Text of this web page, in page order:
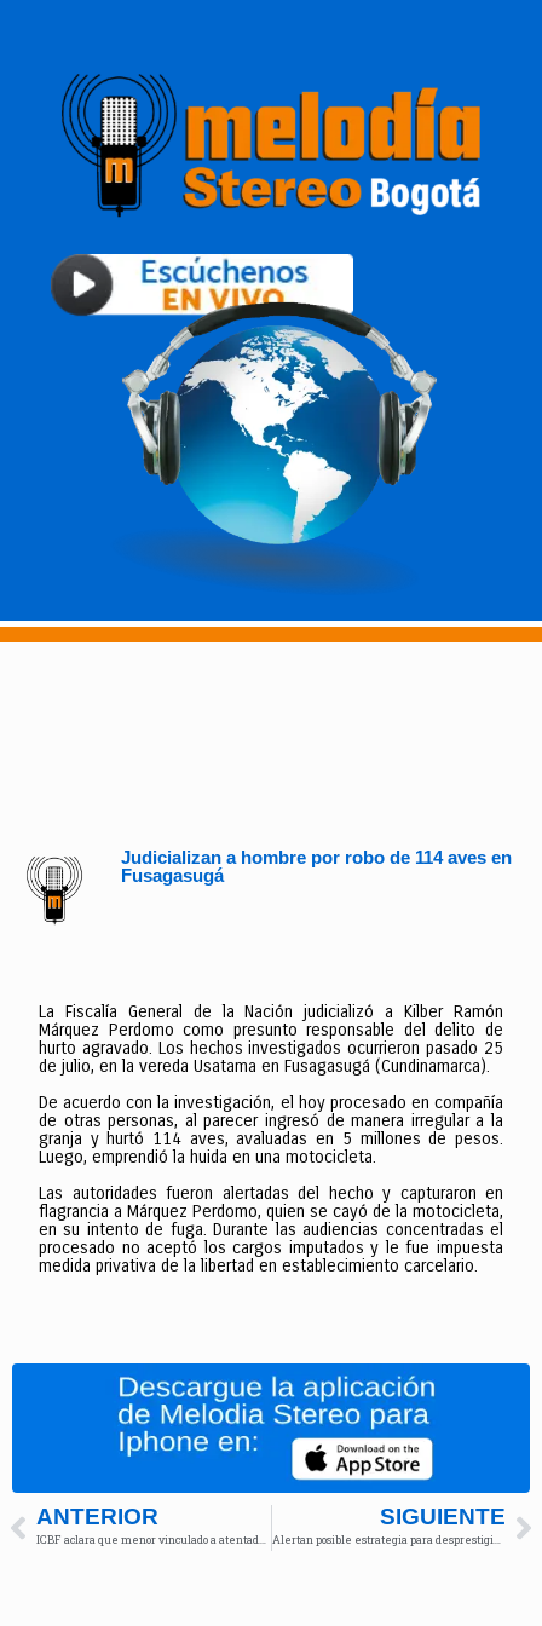
Judicializan a hombre por robo de 114 aves en
Fusagasugá
La Fiscalía General de la Nación judicializó a Kilber Ramón
Márquez Perdomo como presunto responsable del delito de
hurto agravado. Los hechos investigados ocurrieron pasado 25
de julio, en la vereda Usatama en Fusagasugá (Cundinamarca).
De acuerdo con la investigación, el hoy procesado en compañía
de otras personas, al parecer ingresó de manera irregular a la
granja y hurtó 114 aves, avaluadas en 5 millones de pesos.
Luego, emprendió la huida en una motocicleta.
Las autoridades fueron alertadas del hecho y capturaron en
flagrancia a Márquez Perdomo, quien se cayó de la motocicleta,
en su intento de fuga. Durante las audiencias concentradas el
procesado no aceptó los cargos imputados y le fue impuesta
medida privativa de la libertad en establecimiento carcelario.
ANTERIOR SIGUIENTE